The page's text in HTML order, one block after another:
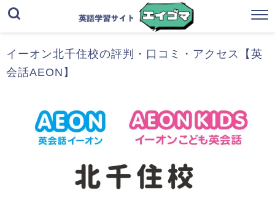
イーオン北千住校の評判・口コミ・アクセス【英
会話AEON】